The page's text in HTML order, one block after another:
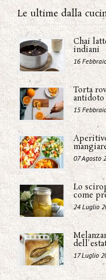
Le ultime dalla
Chai
indiani
16
Torta
15
07 Agosto
Lo
come
24 Luglio
17 Luglio